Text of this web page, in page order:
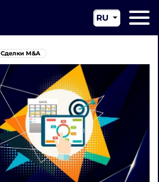
О нас
Наши услуги
Новости
Юрисдикции
Контакты
RU
EN
Сделки M&A